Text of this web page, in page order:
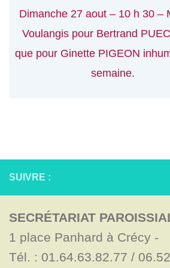
Dimanche 27 aout – 10 h 30 –
Voulangis pour Bertrand
que pour Ginette PIGEON
semaine.
SUIVRE :
SECRÉTARIAT
1 place Panhard à Crécy -
Tél. : 01.64.63.82.77 /